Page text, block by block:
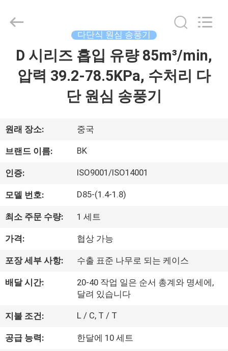
동
영
상
우
리
에
대
여
Machine
(Jiangsu)
다단식 원심 송풍기
D 시리즈 흡입 유량 85m³/min,
압력 39.2-78.5KPa, 수처리 다
단 원심 송풍기
원래 장소: 중국
브랜드 이름: BK
인증: ISO9001/ISO14001
모델 번호: D85-(1.4-1.8)
최소 주문 수량: 1 세트
가격: 협상 가능
포장 세부 사항: 수출 표준 나무로 되는 케이스
배달 시간:
20-40 작업 일은 순서 총계와 명세에,
달려 있습니다
지불 조건: L / C, T / T
공급 능력: 한달에 10 세트